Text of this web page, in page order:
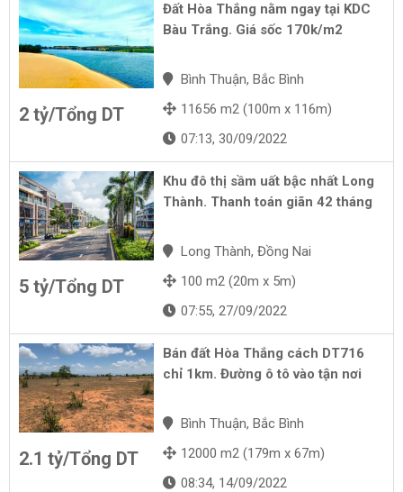
2 tỷ/Tổng DT
Đất Hòa Thắng nằm ngay tại KDC
Bàu Trắng. Giá sốc 170k/m2
Bình Thuận, Bắc Bình
11656 m2 (100m x 116m)
07:13, 30/09/2022
5 tỷ/Tổng DT
Khu đô thị sầm uất bậc nhất Long
Thành. Thanh toán giãn 42 tháng
Long Thành, Đồng Nai
100 m2 (20m x 5m)
07:55, 27/09/2022
2.1 tỷ/Tổng DT
Bán đất Hòa Thắng cách DT716
chỉ 1km. Đường ô tô vào tận nơi
Bình Thuận, Bắc Bình
12000 m2 (179m x 67m)
08:34, 14/09/2022